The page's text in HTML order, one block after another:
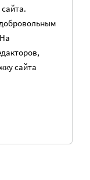
сайта